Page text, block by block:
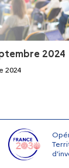
2024
2024